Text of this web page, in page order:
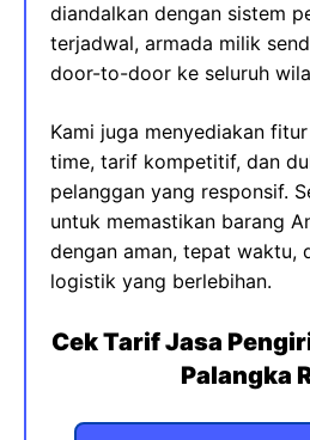
diandalkan dengan sistem
terjadwal, armada milik
door-to-door ke seluruh
Kami juga menyediakan
time, tarif kompetitif, dan
pelanggan yang responsif.
untuk memastikan barang
dengan aman, tepat waktu,
logistik yang berlebihan.
Cek Tarif Jasa
Palangka